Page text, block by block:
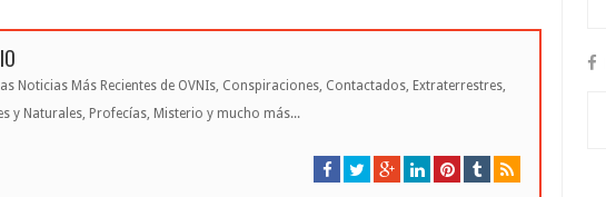
Noticias Más Recientes de OVNIs, Conspiraciones, Contactados, Extraterrestres,
y Naturales, Profecías, Misterio y mucho más...